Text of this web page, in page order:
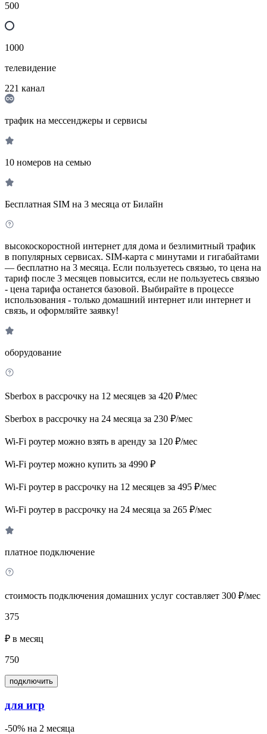
500
1000
телевидение
221 канал
трафик на мессенджеры и сервисы
10 номеров на семью
Бесплатная SIM на 3 месяца от Билайн
высокоскоростной интернет для дома и безлимитный трафик
в популярных сервисах. SIM-карта с минутами и гигабайтами
— бесплатно на 3 месяца. Если пользуетесь связью, то цена на
тариф после 3 месяцев повысится, если не пользуетесь связью
- цена тарифа останется базовой. Выбирайте в процессе
использования - только домашний интернет или интернет и
связь, и оформляйте заявку!
оборудование
Sberbox в рассрочку на 12 месяцев за 420 ₽/мес
Sberbox в рассрочку на 24 месяца за 230 ₽/мес
Wi-Fi роутер можно взять в аренду за 120 ₽/мес
Wi-Fi роутер можно купить за 4990 ₽
Wi-Fi роутер в рассрочку на 12 месяцев за 495 ₽/мес
Wi-Fi роутер в рассрочку на 24 месяца за 265 ₽/мес
платное подключение
стоимость подключения домашних услуг составляет 300 ₽/мес
375
₽ в месяц
750
подключить
для игр
-50% на 2 месяца